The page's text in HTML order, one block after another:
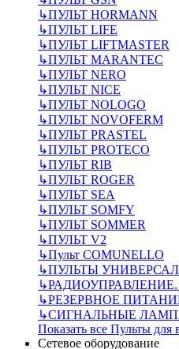
↳ПУЛЬТ HORMANN
↳ПУЛЬТ LIFE
↳ПУЛЬТ LIFTMASTER
↳ПУЛЬТ MARANTEC
↳ПУЛЬТ NERO
↳ПУЛЬТ NICE
↳ПУЛЬТ NOLOGO
↳ПУЛЬТ NOVOFERM
↳ПУЛЬТ PRASTEL
↳ПУЛЬТ PROTECO
↳ПУЛЬТ RIB
↳ПУЛЬТ ROGER
↳ПУЛЬТ SEA
↳ПУЛЬТ SOMFY
↳ПУЛЬТ SOMMER
↳ПУЛЬТ V2
↳Пульт СOMUNELLO
↳ПУЛЬТЫ
↳
↳РЕЗЕРВНОЕ
↳СИГНАЛЬНЫЕ
Показать все Пульты для
Сетевое оборудование